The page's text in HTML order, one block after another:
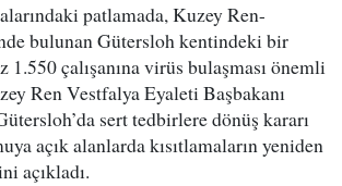
patlamada, Kuzey Ren-
bulunan Gütersloh kentindeki bir
1.550 çalışanına virüs bulaşması önemli
Ren Vestfalya Eyaleti Başbakanı
sert tedbirlere dönüş kararı
açık alanlarda kısıtlamaların yeniden
açıkladı.